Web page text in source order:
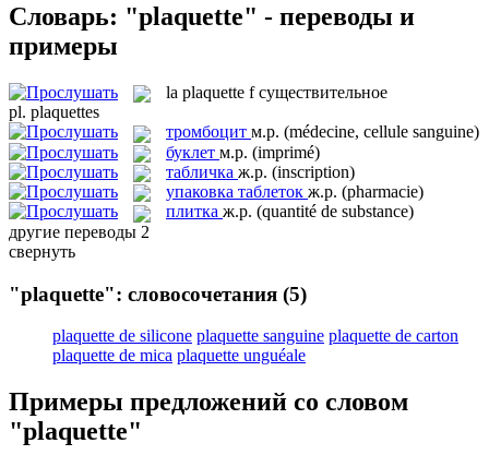
Словарь: "plaquette" - переводы и
примеры
la plaquette f существительное
pl. plaquettes
тромбоцит м.р. (médecine, cellule sanguine)
буклет м.р. (imprimé)
табличка ж.р. (inscription)
упаковка таблеток ж.р. (pharmacie)
плитка ж.р. (quantité de substance)
другие переводы 2
свернуть
"plaquette": словосочетания (5)
plaquette de silicone plaquette sanguine plaquette de carton
plaquette de mica plaquette unguéale
Примеры предложений со словом
"plaquette"